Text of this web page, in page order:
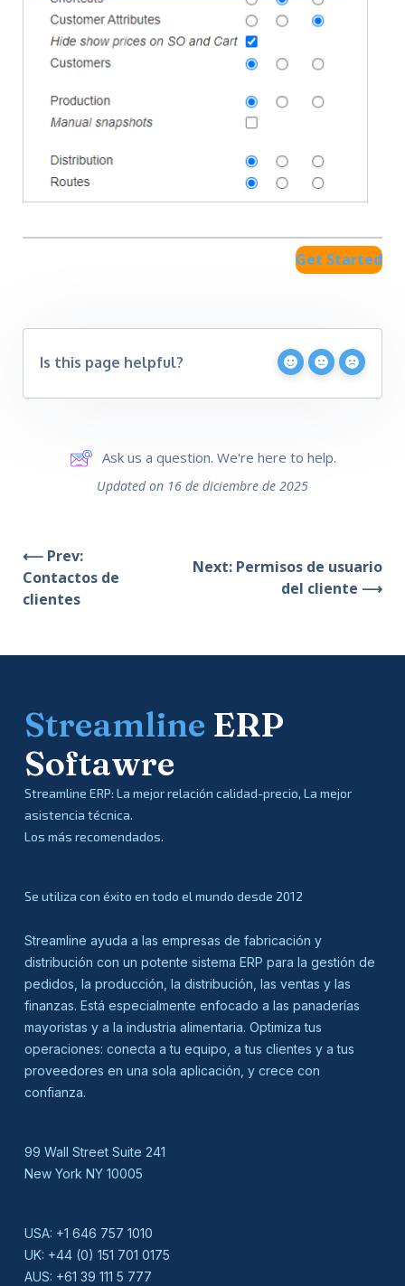
Get Started
Is this page helpful?
Ask us a question. We're here to help.
Updated on 16 de diciembre de 2025
⟵ Prev:
Contactos de
clientes
Next: Permisos de usuario
del cliente ⟶
Streamline ERP
Softawre
Streamline ERP: La mejor relación calidad-precio, La mejor
asistencia técnica.
Los más recomendados.
Se utiliza con éxito en todo el mundo desde 2012
Streamline ayuda a las empresas de fabricación y
distribución con un potente sistema ERP para la gestión de
pedidos, la producción, la distribución, las ventas y las
finanzas. Está especialmente enfocado a las panaderías
mayoristas y a la industria alimentaria. Optimiza tus
operaciones: conecta a tu equipo, a tus clientes y a tus
proveedores en una sola aplicación, y crece con
confianza.
99 Wall Street Suite 241
New York NY 10005
USA: +1 646 757 1010
UK: +44 (0) 151 701 0175
AUS: +61 39 111 5 777